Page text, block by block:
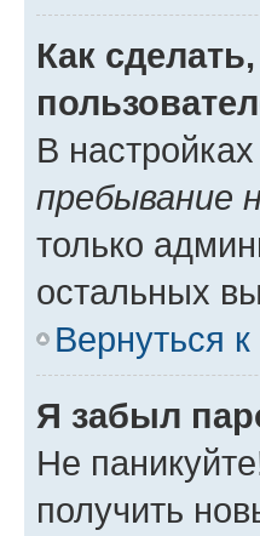
Как
В
пребывание
только
остальных
Вернуться
Я забыл
Не
получить